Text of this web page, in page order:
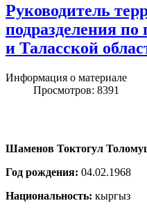
Руководитель
подразделения
и Таласской
Информация о материале
Просмотров: 8391
Шаменов Токтогул
Год рождения: 04.02.1968
Национальность: кыргыз